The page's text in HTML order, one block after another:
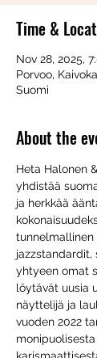
Time &
Nov 28, 2025,
Porvoo,
Suomi
About the
Heta Halonen
yhdistää
ja herkkää
tunnelmallinen
jazzstandardit,
yhtyeen omat
löytävät uusia
näyttelijä ja
vuoden 2022